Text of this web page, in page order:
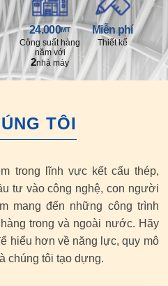
24.000MT
Công suất hàng
năm với
2nhà máy
Miễn phí
Thiết kế
TÔI
trong lĩnh vực kết cấu thép,
tư vào công nghệ, con người
mang đến những công trình
trong và ngoài nước. Hãy
hiểu hơn về năng lực, quy mô
chúng tôi tạo dựng.